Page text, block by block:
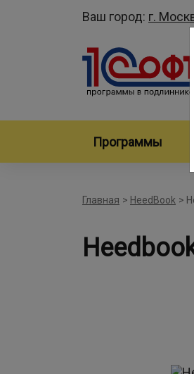
Ваш город: г.
Программы
Главная > HeedBook >